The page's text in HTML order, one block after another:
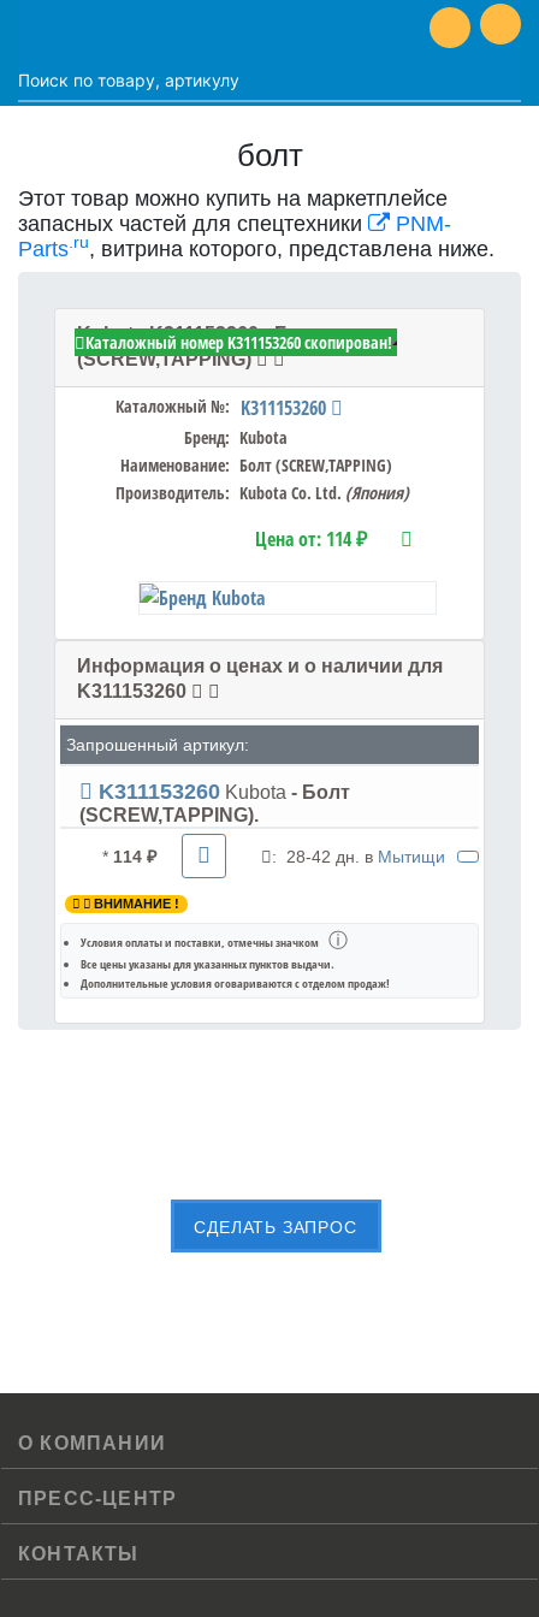
болт
Этот товар можно купить на маркетплейсе
запасных частей для спецтехники
PNM-
Parts.ru, витрина которого, представлена ниже.
Kubota K311153260 - Болт
(SCREW,TAPPING)
Каталожный №: K311153260
Бренд: Kubota
Наименование: Болт (SCREW,TAPPING)
Производитель: Kubota Co. Ltd. (Япония)
Цена от: 114 ₽
Каталожный номер K311153260 скопирован!
Информация о ценах и о наличии для
K311153260
Запрошенный артикул:
K311153260 Kubota - Болт
(SCREW,TAPPING).
* 114 ₽ : 28-42 дн. в Мытищи
ВНИМАНИЕ !
Условия оплаты и поставки, отмечны значком ⓘ
Все цены указаны дляуказанных пунктов выдачи.
Дополнительные условия оговариваются с отделом продаж!
CДЕЛАТЬ ЗАПРОС
О КОМПАНИИ
ПРЕСС-ЦЕНТР
КОНТАКТЫ